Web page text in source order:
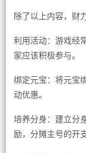
除了以上内容，财
利用活动：游戏经
家应该积极参与。
绑定元宝：将元宝
动优惠。
培养分身：建立分
励，分摊主号的开支